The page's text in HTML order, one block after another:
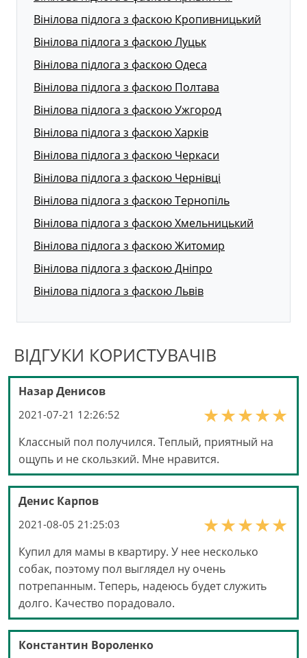
Вінілова підлога з фаскою Кропивницький
Вінілова підлога з фаскою Луцьк
Вінілова підлога з фаскою Одеса
Вінілова підлога з фаскою Полтава
Вінілова підлога з фаскою Ужгород
Вінілова підлога з фаскою Харків
Вінілова підлога з фаскою Черкаси
Вінілова підлога з фаскою Чернівці
Вінілова підлога з фаскою Тернопіль
Вінілова підлога з фаскою Хмельницький
Вінілова підлога з фаскою Житомир
Вінілова підлога з фаскою Дніпро
Вінілова підлога з фаскою Львів
ВІДГУКИ КОРИСТУВАЧІВ
Назар Денисов
2021-07-21 12:26:52
Классный пол получился. Теплый, приятный на
ощупь и не скользкий. Мне нравится.
Денис Карпов
2021-08-05 21:25:03
Купил для мамы в квартиру. У нее несколько
собак, поэтому пол выглядел ну очень
потрепанным. Теперь, надеюсь будет служить
долго. Качество порадовало.
Константин Вороленко